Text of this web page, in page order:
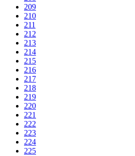
209
210
211
212
213
214
215
216
217
218
219
220
221
222
223
224
225